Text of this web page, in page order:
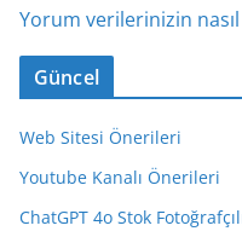
Yorum verilerinizin
Güncel
Web Sitesi Önerileri
Youtube Kanalı Önerileri
ChatGPT 4o Stok